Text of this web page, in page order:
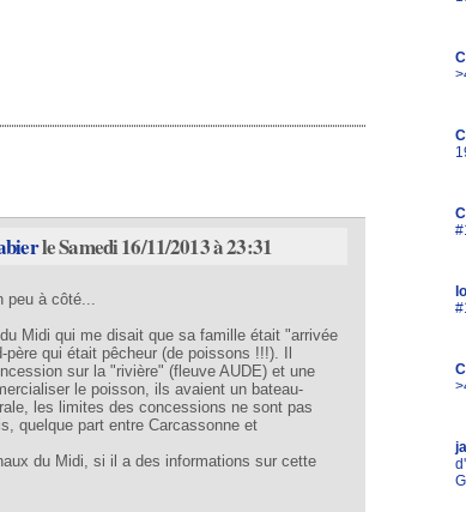
le Samedi 16/11/2013 à 23:31
à côté...
Midi qui me disait que sa famille était "arrivée
qui était pêcheur (de poissons !!!). Il
sur la "rivière" (fleuve AUDE) et une
le poisson, ils avaient un bateau-
les limites des concessions ne sont pas
quelque part entre Carcassonne et
du Midi, si il a des informations sur cette